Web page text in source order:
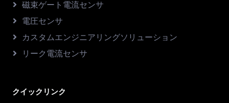
磁束ゲート電流センサ
電圧センサ
カスタムエンジニアリングソリューション
リーク電流センサ
クイックリンク